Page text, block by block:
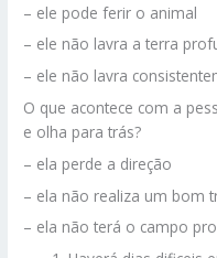
– ele pode ferir o animal
– ele não lavra a terra
– ele não lavra
O que acontece com a
e olha para trás?
– ela perde a direção
– ela não realiza um bom
– ela não terá o campo